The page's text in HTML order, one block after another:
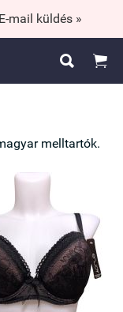
E-mail küldés »
 
melltartók.